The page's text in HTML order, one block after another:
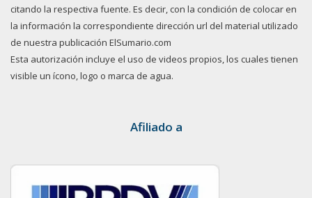
citando la respectiva fuente. Es decir, con la condición de colocar en
la información la correspondiente dirección url del material utilizado
de nuestra publicación ElSumario.com
Esta autorización incluye el uso de videos propios, los cuales tienen
visible un ícono, logo o marca de agua.
Afiliado a